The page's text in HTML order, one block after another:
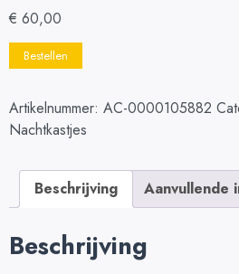
€ 60,00
Bestellen
Artikelnummer: AC-0000105882
Nachtkastjes
Beschrijving Aanvullende
Beschrijving